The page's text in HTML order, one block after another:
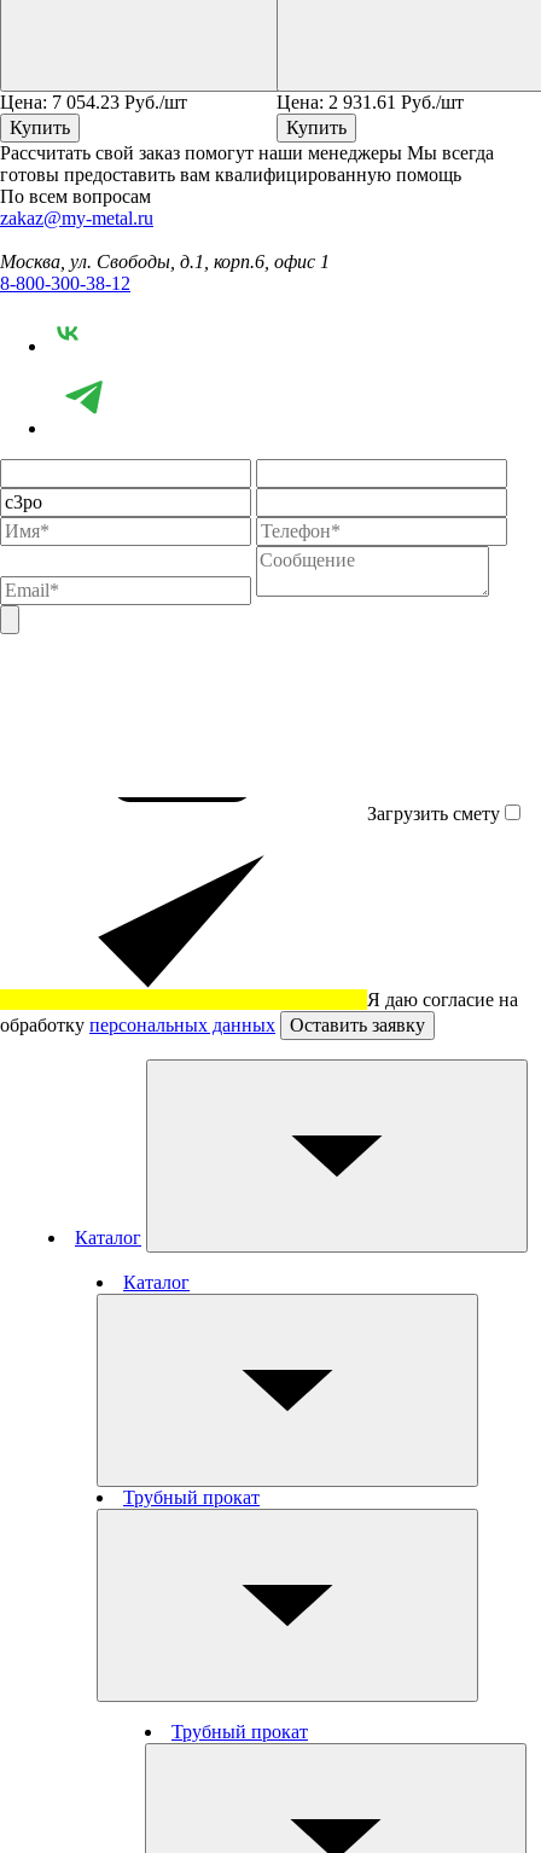
Цена: 7 054.23 Руб./шт
Купить
Цена: 2 931.61 Руб./шт
Купить
Рассчитать свой заказ помогут наши менеджеры Мы всегда
готовы предоставить вам квалифицированную помощь
По всем вопросам
zakaz@my-metal.ru
Москва, ул. Свободы, д.1, корп.6, офис 1
8-800-300-38-12
Загрузить смету
Я даю согласие на
обработку персональных данных Оставить заявку
Каталог
Каталог
Трубный прокат
Трубный прокат